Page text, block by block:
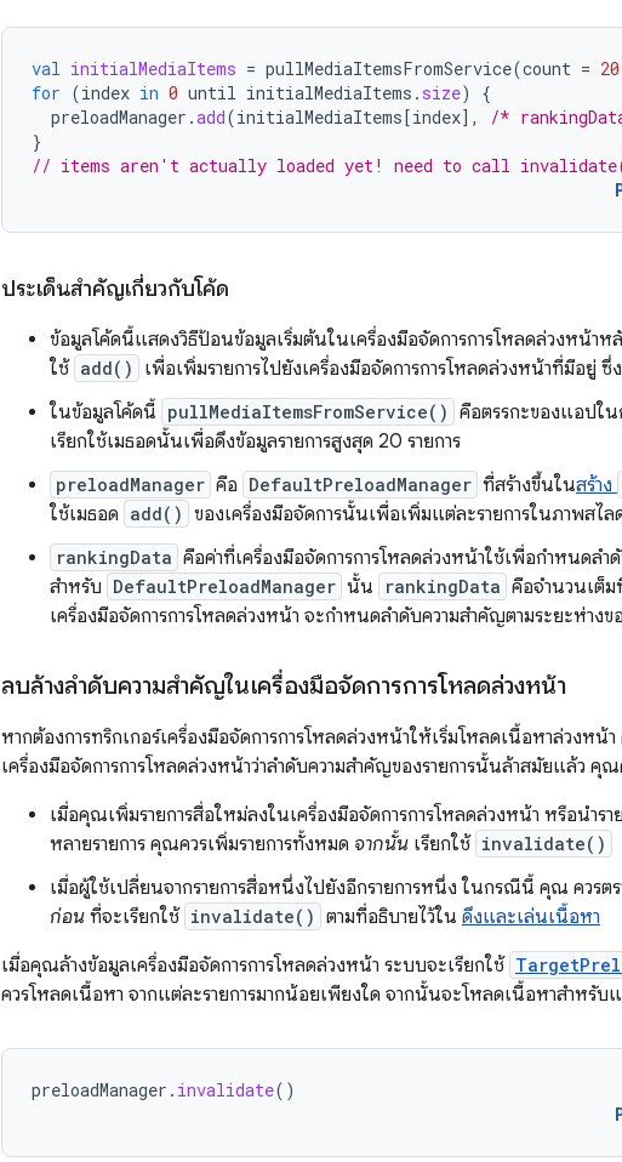
val initialMediaItems = pullMediaItemsFromService(count = 20
for (index in 0 until initialMediaItems . size)
{
preloadManager .add(initialMediaItems[index] , /*
}
// items aren't actually loaded yet! need to call
ประเด็นสำคัญเกี่ยวกับโค้ด
ข้อมูลโค้ดนี้แสดงวิธีป้อนข้อมูลเริ่มต้นในเครื่องมือจัดการการโหลดล่วงหน้า
ใช้ add()
เพื่อเพิ่มรายการไปยังเครื่องมือจัดการการโหลดล่วงหน้าที่มีอยู่
ในข้อมูลโค้ดนี้ pullMediaItemsFromService() คือตรรกะของแอปใน
เรียกใช้เมธอดนั้นเพื่อดึงข้อมูลรายการสูงสุด 20 รายการ
preloadManager คือ DefaultPreloadManager ที่สร้างขึ้นในสร้าง
ใช้เมธอด add() ของเครื่องมือจัดการนั้นเพื่อเพิ่มแต่ละรายการในภาพสไล
rankingData คือค่าที่เครื่องมือจัดการการโหลดล่วงหน้าใช้เพื่อกำหนดลำ
สำหรับ DefaultPreloadManager นั้น rankingData คือจำนวนเต็
เครื่องมือจัดการการโหลดล่วงหน้า จะกำหนดลำดับความสำคัญตามระยะห่างข
ลบล้างลำดับความสำคัญในเครื่องมือจัดการการโหลดล่วงหน้า
หากต้องการทริกเกอร์เครื่องมือจัดการการโหลดล่วงหน้าให้เริ่มโหลดเนื้อหาล่วงหน้
เครื่องมือจัดการการโหลดล่วงหน้าว่าลำดับความสำคัญของรายการนั้นล้าสมัยแล้ว
เมื่อคุณเพิ่มรายการสื่อใหม่ลงในเครื่องมือจัดการการโหลดล่วงหน้า หรือนำร
หลายรายการ คุณควรเพิ่มรายการทั้งหมด จากนั้น เรียกใช้ invalidate()
เมื่อผู้ใช้เปลี่ยนจากรายการสื่อหนึ่งไปยังอีกรายการหนึ่ง ในกรณีนี้ คุณ ควรต
ก่อน ที่จะเรียกใช้ invalidate() ตามที่อธิบายไว้ใน ดึงและเล่นเนื้อหา
เมื่อคุณล้างข้อมูลเครื่องมือจัดการการโหลดล่วงหน้า ระบบจะเรียกใช้
ควรโหลดเนื้อหา จากแต่ละรายการมากน้อยเพียงใด จากนั้นจะโหลดเนื้อหาสำหรับ
preloadManager . invalidate()